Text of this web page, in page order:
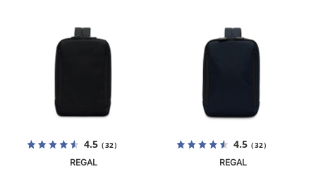
4.5（32）
REGAL
4.5（32）
REGAL